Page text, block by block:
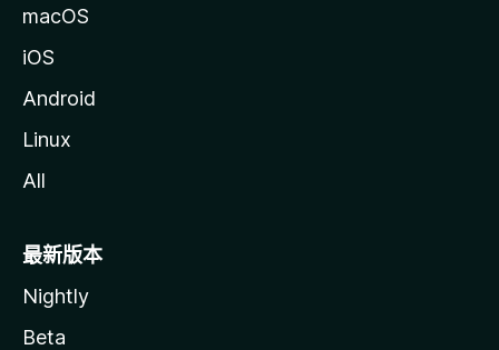
macOS
iOS
Android
Linux
All
最新版本
Nightly
Beta